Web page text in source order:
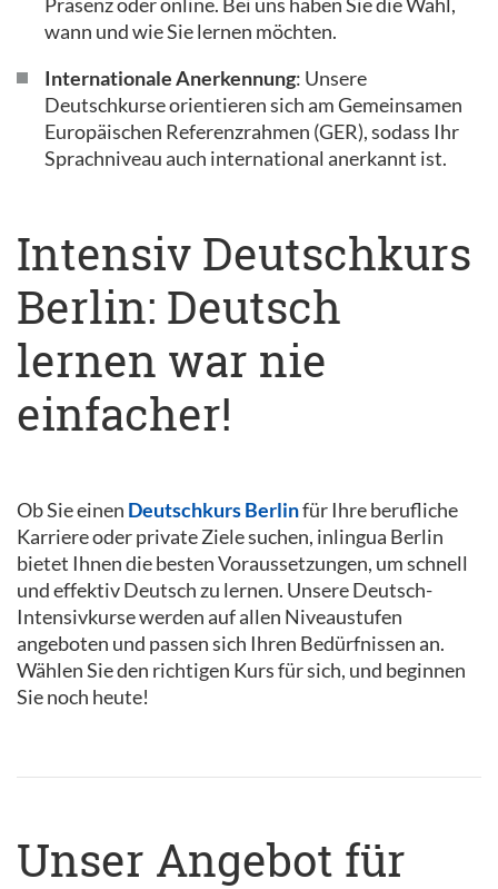
wann und wie Sie lernen möchten.
Internationale Anerkennung: Unsere
Deutschkurse orientieren sich am Gemeinsamen
Europäischen Referenzrahmen (GER), sodass Ihr
Sprachniveau auch international anerkannt ist.
Intensiv Deutschkurs
Berlin: Deutsch
lernen war nie
einfacher!
Ob Sie einen Deutschkurs Berlinfür Ihre berufliche
Karriere oder private Ziele suchen, inlingua Berlin
bietet Ihnen die besten Voraussetzungen, um schnell
und effektiv Deutsch zu lernen. Unsere Deutsch-
Intensivkurse werden auf allen Niveaustufen
angeboten und passen sich Ihren Bedürfnissen an.
Wählen Sie den richtigen Kurs für sich, und beginnen
Sie noch heute!
Unser Angebot für